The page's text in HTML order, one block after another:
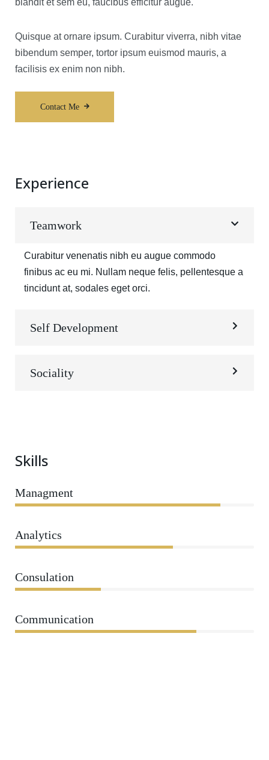
blandit et sem eu, faucibus efficitur augue.
Quisque at ornare ipsum. Curabitur viverra, nibh vitae
bibendum semper, tortor ipsum euismod mauris, a
facilisis ex enim non nibh.
Contact Me
Experience
Teamwork
Curabitur venenatis nibh eu augue commodo
finibus ac eu mi. Nullam neque felis, pellentesque a
tincidunt at, sodales eget orci.
Self Development
Sociality
Skills
Managment
Analytics
Consulation
Communication